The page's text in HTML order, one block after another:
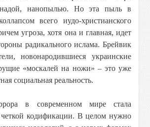
нанопылью. Но эта пыль в
всего иудо-христианского
угроза, хотя она и главная, идет
радикального ислама. Брейвик
новонародившиеся украинские
«москалей на ножи» – это уже
социальная реальность.
в современном мире стала
четкой кодификации. В целом нужно